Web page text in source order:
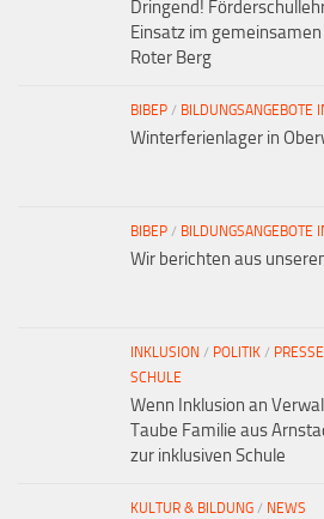
Dringend!
Einsatz im
Roter Berg
BIBEP / BILDUNGSANGEBOTE
Winterferienlager in
BIBEP / BILDUNGSANGEBOTE
Wir berichten aus
INKLUSION / POLITIK / PRESSE
SCHULE
Wenn Inklusion an
Taube Familie aus
zur inklusiven Schule
KULTUR & BILDUNG / NEWS